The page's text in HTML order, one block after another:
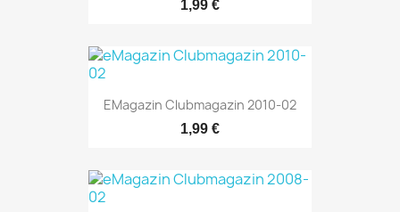
1,99 €
EMagazin Clubmagazin 2010-02
1,99 €